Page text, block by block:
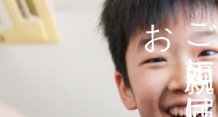
ご
に
け
お
の
の